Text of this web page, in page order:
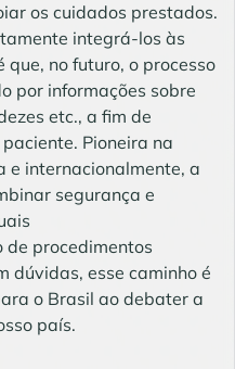
os cuidados prestados.
integrá-los às
no futuro, o processo
por informações sobre
etc., a fim de
Pioneira na
e internacionalmente, a
segurança e
de procedimentos
dúvidas, esse caminho é
o Brasil ao debater a
país.